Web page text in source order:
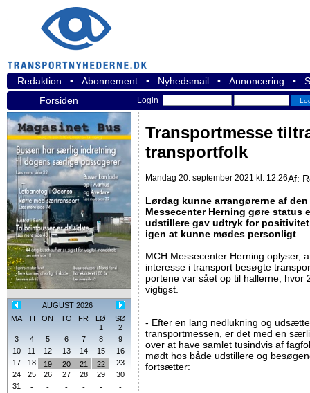
Redaktion • Abonnement • Nyhedsmail • Annoncering •
Forsiden
Login
AUGUST 2026
MA
TI ON TO FR LØ
SØ
-
- - - - 1
2
3
4 5 6 7 8
9
10
11 12 13 14 15
16
17
18 19 20 21 22
23
24
25 26 27 28 29
30
31
- - - - -
-
Transportmesse
transportfolk
Mandag 20. september 2021 kl: 12:26Af:
Lørdag kunne arrangørerne af
Messecenter Herning gøre status
udstillere gav udtryk for
igen at kunne mødes personligt
MCH Messecenter Herning oplyser,
interesse i transport besøgte
portene var sået op til hallerne, hvor
vigtigst.
- Efter en lang nedlukning og
transportmessen, er det med en
over at have samlet tusindvis af
mødt hos både udstillere og
fortsætter: